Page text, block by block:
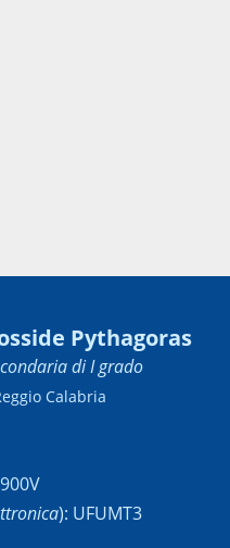
Pythagoras
di I grado
Calabria
): UFUMT3